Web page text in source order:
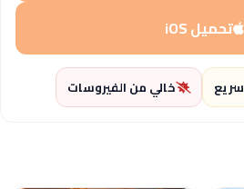
تحميل iOS
سريع خالي من الفيروسات